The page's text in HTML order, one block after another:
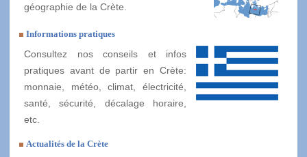
géographie de la Crète.
Informations pratiques
Consultez nos conseils et infos
pratiques avant de partir en Crète:
monnaie, météo, climat, électricité,
santé, sécurité, décalage horaire,
etc.
Actualités de la Crète